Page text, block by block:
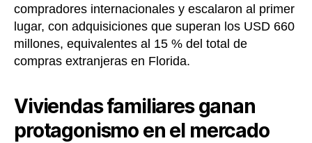
compradores internacionales y escalaron al primer
lugar, con adquisiciones que superan los USD 660
millones, equivalentes al 15 % del total de
compras extranjeras en Florida.
Viviendas familiares ganan
protagonismo en el mercado